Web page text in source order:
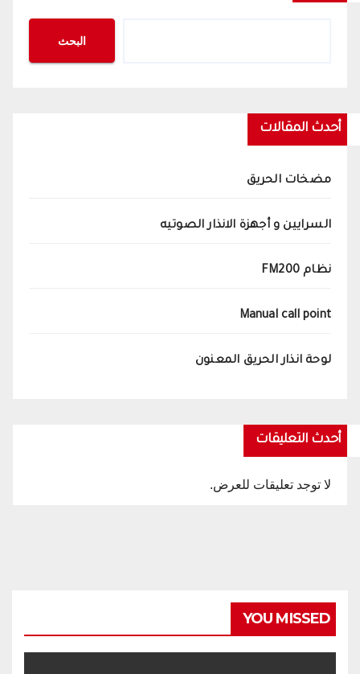
البحث
أحدث المقالات
مضخات الحريق
السرايين و أجهزة الانذار الصوتيه
نظام FM200
Manual call point
لوحة انذار الحريق المعنون
أحدث التعليقات
لا توجد تعليقات للعرض.
YOU MISSED